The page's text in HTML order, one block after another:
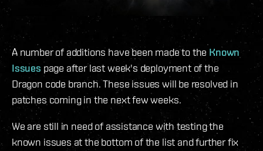
A number of additions have been made to the Known
Issues page after last week's deployment of the
Dragon code branch. These issues will be resolved in
patches coming in the next few weeks.
We are still in need of assistance with testing the
known issues at the bottom of the list and further fix